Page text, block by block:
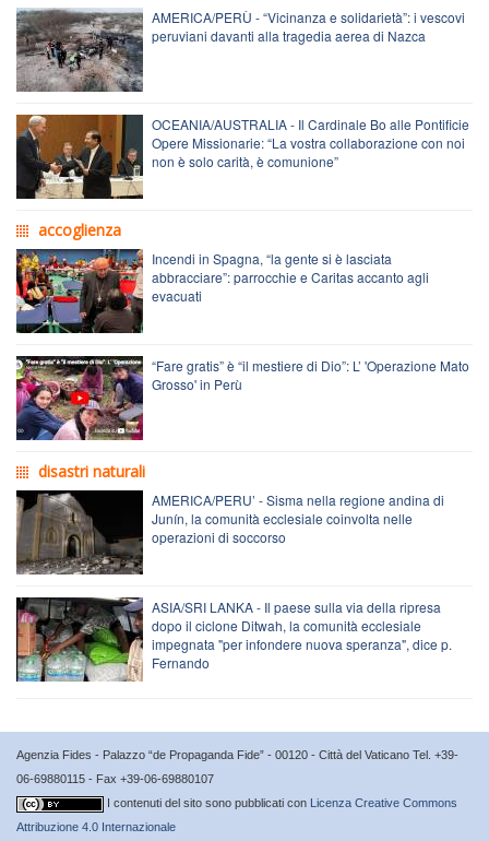
AMERICA/PERÙ - “Vicinanza e solidarietà”: i vescovi
peruviani davanti alla tragedia aerea di Nazca
OCEANIA/AUSTRALIA - Il Cardinale Bo alle Pontificie
Opere Missionarie: “La vostra collaborazione con noi
non è solo carità, è comunione”
accoglienza
Incendi in Spagna, “la gente si è lasciata
abbracciare”: parrocchie e Caritas accanto agli
evacuati
“Fare gratis” è “il mestiere di Dio”: L’ 'Operazione Mato
Grosso' in Perù
disastri naturali
AMERICA/PERU’ - Sisma nella regione andina di
Junín, la comunità ecclesiale coinvolta nelle
operazioni di soccorso
ASIA/SRI LANKA - Il paese sulla via della ripresa
dopo il ciclone Ditwah, la comunità ecclesiale
impegnata "per infondere nuova speranza", dice p.
Fernando
Agenzia Fides - Palazzo “de Propaganda Fide” - 00120 - Città del Vaticano Tel. +39-
06-69880115 - Fax +39-06-69880107
I contenuti del sito sono pubblicati con Licenza Creative Commons
Attribuzione 4.0 Internazionale